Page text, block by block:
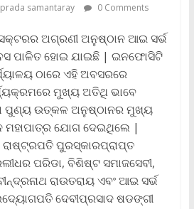
samantaray 0 Comments
ଅଗ୍ରଣୀ ଅନୁଷ୍ଠାନ ଆଇ ସର୍ଭ
ପାଳିତ ହୋଇ ଯାଇଛି | ଇନଫୋସିଟି
ଠାରେ ଏହି ଅବସରରେ
ମୁଖ୍ୟ ଅତିଥି ଭାବେ
ପୁଣ୍ୟ ଉତ୍କଳ ଅନୁଷ୍ଠାନର ମୁଖ୍ୟ
ଯୋଗ ଦେଇଥିଲେ |
ପୁରସ୍କାରପ୍ରାପ୍ତ
ପରିଡା, ବିଶିଷ୍ଟ ସମାଜସେବୀ,
ରାଉତରାୟ ଏବଂ ଆଇ ସର୍ଭ
ଦେବୀପ୍ରସାଦ ଷଡଙ୍ଗୀ